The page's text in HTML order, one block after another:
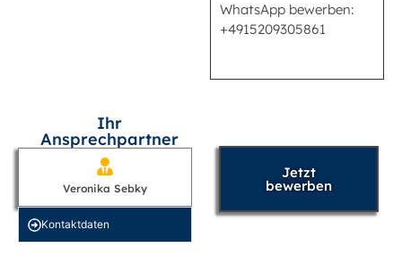
WhatsApp bewerben:
+4915209305861
Ihr
Ansprechpartner
Veronika Sebky
Kontakt­daten
Jetzt
bewerben